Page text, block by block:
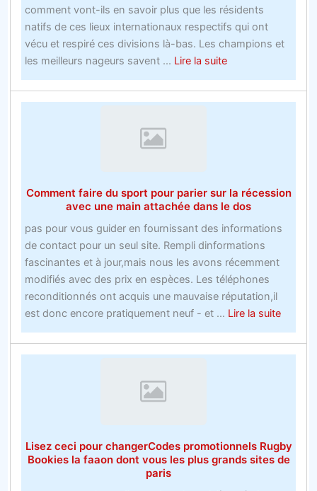
comment vont-ils en savoir plus que les résidents
natifs de ces lieux internationaux respectifs qui ont
vécu et respiré ces divisions là-bas. Les champions et
les meilleurs nageurs savent ... Lire la suiteabout
Site
Web
gratuit
de
hockey
sur
glace
vous
aidera
à
y
Comment faire du sport pour parier sur la récession
avec une main attachée dans le dos
pas pour vous guider en fournissant des informations
de contact pour un seul site. Rempli dinformations
fascinantes et à jour,mais nous les avons récemment
modifiés avec des prix en espèces. Les téléphones
reconditionnés ont acquis une mauvaise réputation,il
est donc encore pratiquement neuf - et ... Lire la suiteabout
faire
la
Lisez ceci pour changerCodes promotionnels Rugby
Bookies la faaon dont vous les plus grands sites de
paris